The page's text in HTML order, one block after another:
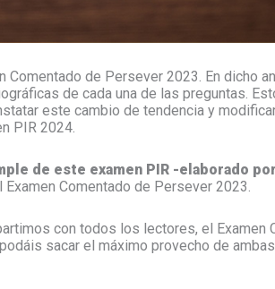
Comentado de Persever 2023. En dicho
de cada una de las preguntas.
este cambio de tendencia y
PIR 2024.
de este examen PIR -elaborado
Comentado de Persever 2023.
con todos los lectores, el Examen
sacar el máximo provecho de